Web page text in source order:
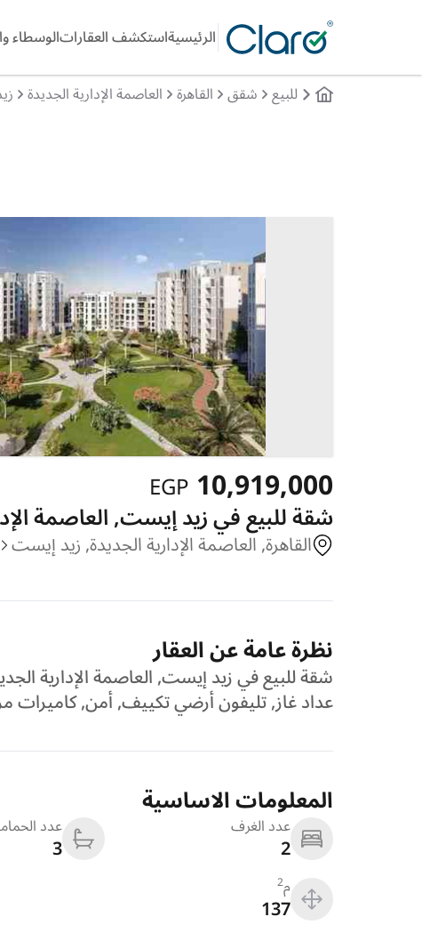
الرئيسيةاستكشف العقاراتالوسطاء
للبيع شقق القاهرة العاصمة الإدارية الجديدة
10,919,000
EGP
شقة للبيع في زيد إيست, العاصمة
القاهرة, العاصمة الإدارية الجديدة, زيد إيست
نظرة عامة عن العقار
شقة للبيع في زيد إيست, العاصمة الإدارية
عداد غاز, تليفون أرضي تكييف, أمن,
المعلومات الاساسية
عدد الغرف
2
عدد
3
م2
137